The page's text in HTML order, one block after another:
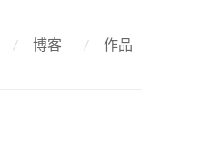
/ 博客 / 作品